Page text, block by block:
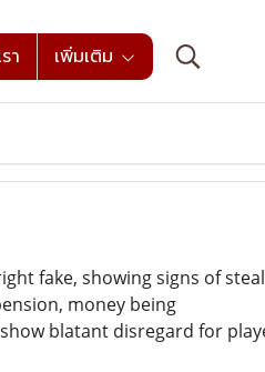
า เพิ่มเติม
fake, showing signs of
money being
blatant disregard for